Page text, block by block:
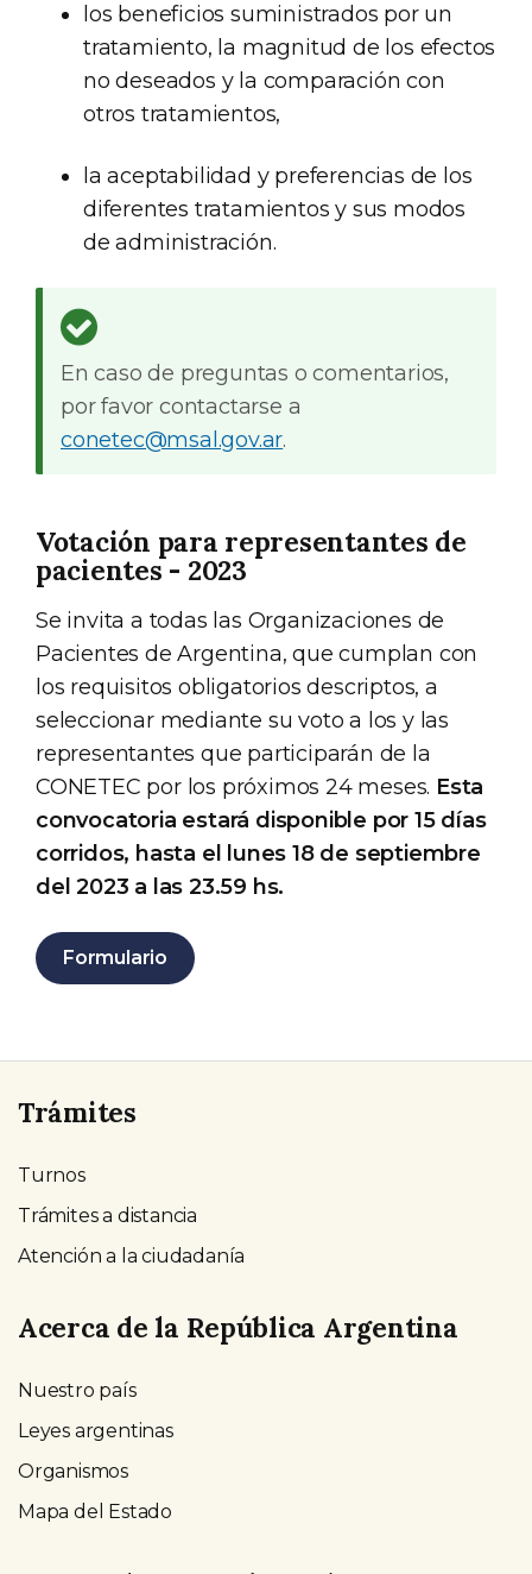
los beneficios suministrados por un
tratamiento, la magnitud de los efectos
no deseados y la comparación con
otros tratamientos,
la aceptabilidad y preferencias de los
diferentes tratamientos y sus modos
de administración.
En caso de preguntas o comentarios,
por favor contactarse a
conetec@msal.gov.ar.
Votación para representantes de
pacientes - 2023
Se invita a todas las Organizaciones de
Pacientes de Argentina, que cumplan con
los requisitos obligatorios descriptos, a
seleccionar mediante su voto a los y las
representantes que participarán de la
CONETEC por los próximos 24 meses. Esta
convocatoria estará disponible por 15 días
corridos, hasta el lunes 18 de septiembre
del 2023 a las 23.59 hs.
Formulario
Trámites
Turnos
Trámites a distancia
Atención a la ciudadanía
Acerca de la República Argentina
Nuestro país
Leyes argentinas
Organismos
Mapa del Estado